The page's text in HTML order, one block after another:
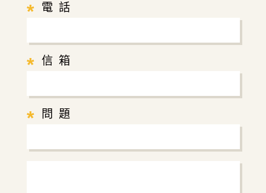
* 電 話
* 信 箱
* 問 題